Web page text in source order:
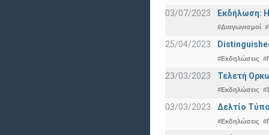
03/07/2023 Εκδήλωση:
#Διαγωνισμοί
25/04/2023
#Εκδηλώσεις
23/03/2023 Τελετή
#Εκδηλώσεις
03/03/2023 Δελτίο
#Εκδηλώσεις